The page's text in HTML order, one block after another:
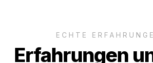
ECHTE
Erfahrungen